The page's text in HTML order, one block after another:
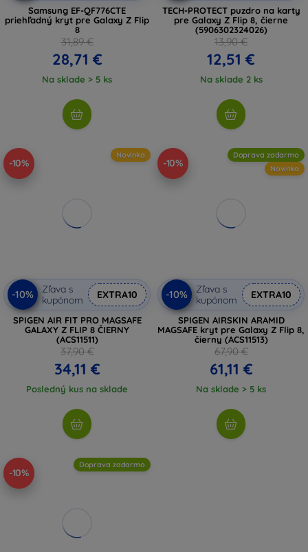
Samsung EF-QF776CTE
priehľadný kryt pre Galaxy Z Flip
8
31,89 €
28,71 €
Na sklade > 5 ks
TECH-PROTECT puzdro na karty
pre Galaxy Z Flip 8, čierne
(5906302324026)
13,90 €
12,51 €
Na sklade 2 ks
-10%
Novinka
-10%
Zľava s
kupónom
EXTRA10
SPIGEN AIR FIT PRO MAGSAFE
GALAXY Z FLIP 8 ČIERNY
(ACS11511)
37,90 €
34,11 €
Posledný kus na sklade
-10%
Doprava zadarmo
Novinka
-10%
Zľava s
kupónom
EXTRA10
SPIGEN AIRSKIN ARAMID
MAGSAFE kryt pre Galaxy Z Flip 8,
čierny (ACS11513)
67,90 €
61,11 €
Na sklade > 5 ks
-10%
Doprava zadarmo